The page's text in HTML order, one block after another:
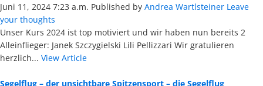
Juni 11, 2024 7:23 a.m. Published by Andrea Wartlsteiner Leave
your thoughts
Unser Kurs 2024 ist top motiviert und wir haben nun bereits 2
Alleinflieger: Janek Szczygielski Lili Pellizzari Wir gratulieren
herzlich... View Article
Segelflug – der unsichtbare Spitzensport – die Segelflug